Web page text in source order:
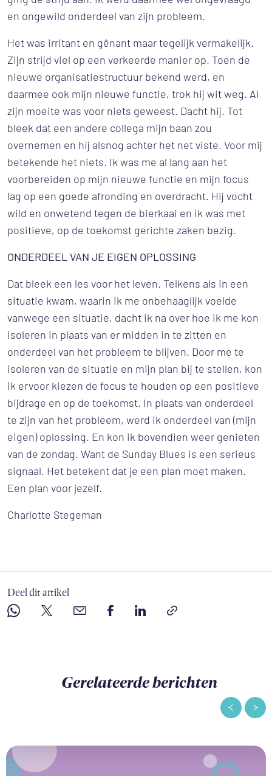
en ongewild onderdeel van zijn probleem.
Het was irritant en gênant maar tegelijk vermakelijk.
Zijn strijd viel op een verkeerde manier op. Toen de
nieuwe organisatiestructuur bekend werd, en
daarmee ook mijn nieuwe functie, trok hij wit weg. Al
zijn moeite was voor niets geweest. Dacht hij. Tot
bleek dat een andere collega mijn baan zou
overnemen en hij alsnog achter het net viste. Voor mij
betekende het niets. Ik was me al lang aan het
voorbereiden op mijn nieuwe functie en mijn focus
lag op een goede afronding en overdracht. Hij vocht
wild en onwetend tegen de bierkaai en ik was met
positieve, op de toekomst gerichte zaken bezig.
ONDERDEEL VAN JE EIGEN OPLOSSING
Dat bleek een les voor het leven. Telkens als in een
situatie kwam, waarin ik me onbehaaglijk voelde
vanwege een situatie, dacht ik na over hoe ik me kon
isoleren in plaats van er midden in te zitten en
onderdeel van het probleem te blijven. Door me te
isoleren van de situatie en mijn plan bij te stellen, kon
ik ervoor kiezen de focus te houden op een positieve
bijdrage en op de toekomst. In plaats van onderdeel
te zijn van het probleem, werd ik onderdeel van (mijn
eigen) oplossing. En kon ik bovendien weer genieten
van de zondag. Want de Sunday Blues is een serieus
signaal. Het betekent dat je een plan moet maken.
Een plan voor jezelf.
Charlotte Stegeman
Deel dit artikel
Gerelateerde berichten